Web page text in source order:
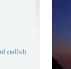
endlich